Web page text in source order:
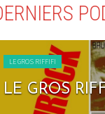
LE GROS RIFFIFI
LE GROS